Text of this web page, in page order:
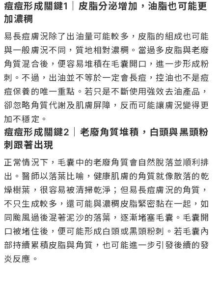
痘痘形成關鍵1｜皮脂分泌增加，油脂也可能更
加濃稠
易長痘膚況除了出油量可能較多，皮脂的組成也可能
與一般膚況不同，質地相對濃稠。當過多皮脂與老廢
角質混合後，便容易堆積在毛囊開口，進一步形成粉
刺。不過，出油並不等於一定會長痘，控油也不是痘
痘保養的唯一重點。若只是不斷使用強效去油產品，
卻忽略角質代謝及肌膚屏障，反而可能讓膚況變得更
痘痘形成關鍵2｜老廢角質堆積，白頭與黑頭粉
刺跟著出現
正常情況下，毛囊中的老廢角質會自然脫落並順利排
出。醫師以落葉比喻，健康肌膚的角質就像散落的乾
燥樹葉，很容易被清掃乾淨；但易長痘膚況的角質，
不只生成較多，還可能與濃稠皮脂緊密黏在一起，如
同颱風過後混著泥沙的落葉，逐漸堵塞毛囊。毛囊開
口被堵住後，便可能形成白頭或黑頭粉刺。若毛囊內
部持續累積皮脂與角質，也可能進一步引發後續的發
炎反應。